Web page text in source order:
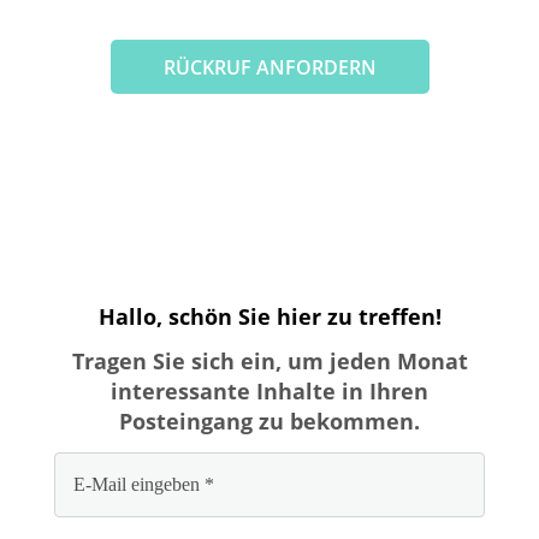
RÜCKRUF ANFORDERN
Hallo, schön Sie hier zu treffen!
Tragen Sie sich ein, um jeden Monat
interessante Inhalte in Ihren
Posteingang zu bekommen.